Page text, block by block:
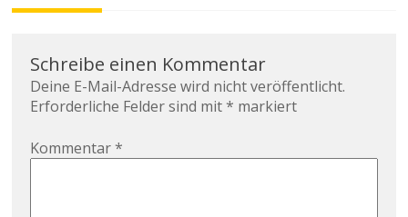
Schreibe einen Kommentar
Deine E-Mail-Adresse wird nicht veröffentlicht.
Erforderliche Felder sind mit* markiert
Kommentar*